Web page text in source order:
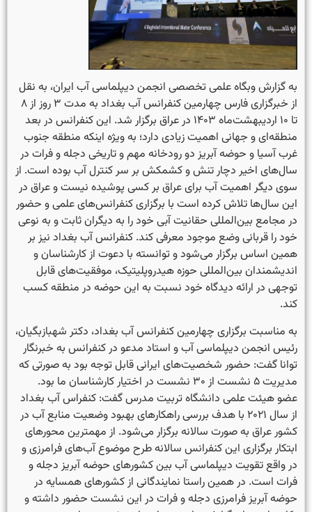
به گزارش وبگاه علمی تخصصی انجمن دیپلماسی آب ایران، به نقل
از خبرگزاری فارس چهارمین کنفرانس آب بغداد به مدت ۳ روز از ۸
تا ۱۰ اردیبهشت‌ماه ۱۴۰۳ در عراق برگزار شد. این کنفرانس در بعد
منطقه‌ای و جهانی اهمیت زیادی دارد؛ به ویژه اینکه منطقه جنوب
غرب آسیا و حوضه آبریز دو رودخانه مهم و تاریخی دجله و فرات در
سال‌های اخیر دچار تنش و کشمکش بر سر کنترل آب بوده است. از
سوی دیگر اهمیت آب برای عراق بر کسی پوشیده نیست و عراق در
این سال‌ها تلاش کرده است با برگزاری کنفرانس‌های علمی و حضور
در مجامع بین‌المللی حقانیت آبی خود را به دیگران ثابت و به نوعی
خود را قربانی وضع موجود معرفی کند. کنفرانس آب بغداد نیز بر
همین اساس برگزار می‌شود و توانسته با دعوت از کارشناسان و
اندیشمندان بین‌المللی حوزه هیدروپلیتیک، موفقیت‌های قابل
توجهی در ارائه دیدگاه خود نسبت به این حوضه در منطقه کسب
کند.
به مناسبت برگزاری چهارمین کنفرانس آب بغداد، دکتر شهبازبگیان،
رئیس انجمن دیپلماسی آب و استاد مدعو در کنفرانس به خبرنگار
توانا گفت: حضور شخصیت‌های ایرانی قابل توجه بود به صورتی که
مدیریت ۵ نشست از ۳۰ نشست در اختیار کارشناسان ما بود.
عضو هیئت علمی دانشگاه تربیت مدرس گفت: کنفراس آب بغداد
از سال ۲۰۲۱ با هدف بررسی راهکارهای بهبود وضعیت منابع آب در
کشور عراق به صورت سالانه برگزار می‌شود. از مهمترین محورهای
ابتکار برگزاری این کنفرانس سالانه طرح موضوع آب‌های فرامرزی و
در واقع تقویت دیپلماسی آب بین کشورهای حوضه آبریز دجله و
فرات است. در همین راستا نمایندگانی از کشورهای همسایه در
حوضه آبریز فرامرزی دجله و فرات در این نشست حضور داشته و